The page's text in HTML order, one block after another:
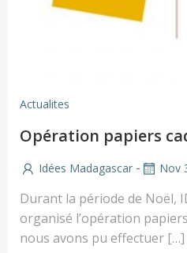
Actualites
Opération papiers
Idées Madagascar - Nov
Durant la période de Noël,
organisé l’opération
nous avons pu effectuer […]